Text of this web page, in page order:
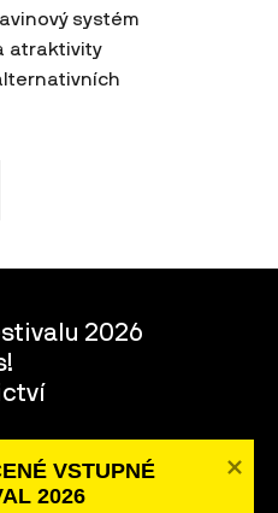
systém
atraktivity
2026
VSTUPNÉ
2026